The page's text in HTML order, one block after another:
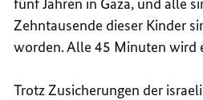
Zehntausende dieser Kinder
worden. Alle 45 Minuten wird
Trotz Zusicherungen der